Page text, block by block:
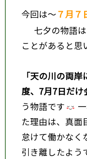
今回は～ ７月７
七夕の物語
ことがあると思
「天の川の両
度、7月7日だけ
う物語です
た理由は、真面
怠けて働かなく
引き離したよう